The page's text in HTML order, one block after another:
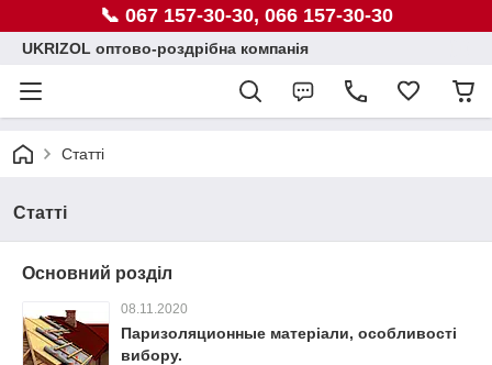
📞 067 157-30-30, 066 157-30-30
UKRIZOL оптово-роздрібна компанія
Статті
Статті
Основний розділ
08.11.2020
Паризоляционные матеріали, особливості
вибору.